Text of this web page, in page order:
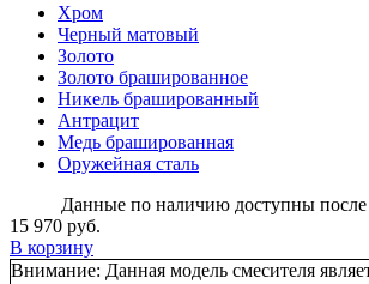
Хром
Черный матовый
Золото
Золото брашированное
Никель брашированный
Антрацит
Медь брашированная
Оружейная сталь
Данные по наличию доступны после
15 970 руб.
В корзину
Внимание: Данная модель смесителя